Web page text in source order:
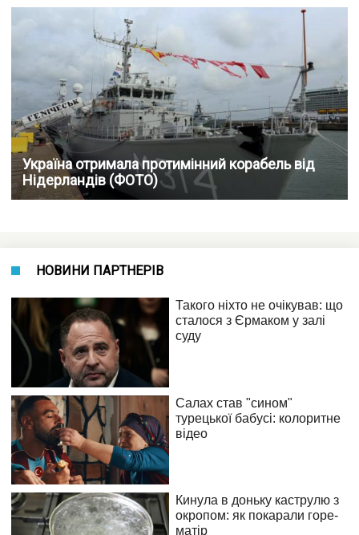
Україна отримала протимінний корабель від
Нідерландів (ФОТО)
НОВИНИ ПАРТНЕРІВ